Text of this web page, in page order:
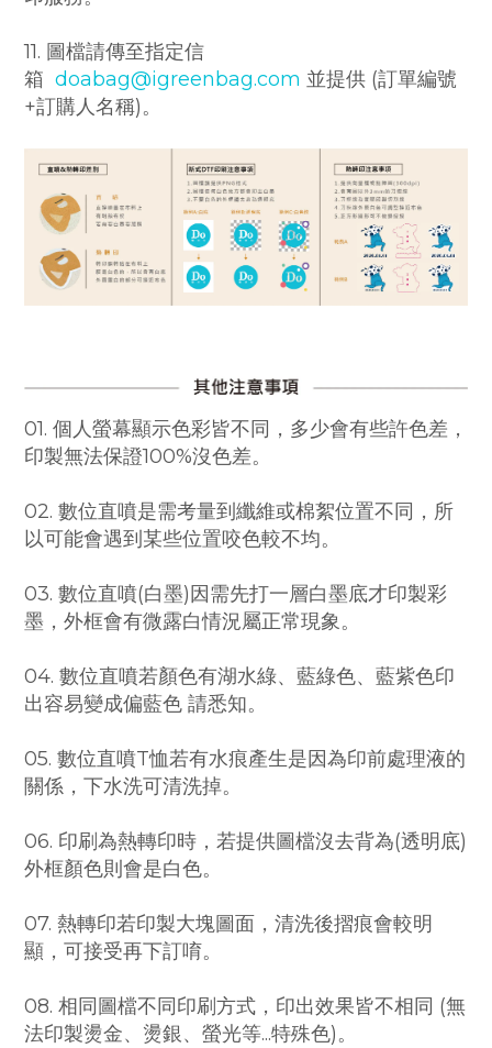
11. 圖檔請傳至指定信
箱 doabag@igreenbag.com 並提供 (訂單編號
+訂購人名稱)。
01. 個人螢幕顯示色彩皆不同，多少會有些許色差，
印製無法保證100%沒色差。
02. 數位直噴是需考量到纖維或棉絮位置不同，所
以可能會遇到某些位置咬色較不均。
03. 數位直噴(白墨)因需先打一層白墨底才印製彩
墨，外框會有微露白情況屬正常現象。
04. 數位直噴若顏色有湖水綠、藍綠色、藍紫色印
出容易變成偏藍色 請悉知。
05. 數位直噴T恤若有水痕產生是因為印前處理液的
關係，下水洗可清洗掉。
06. 印刷為熱轉印時，若提供圖檔沒去背為(透明底)
外框顏色則會是白色。
07. 熱轉印若印製大塊圖面，清洗後摺痕會較明
顯，可接受再下訂唷。
08. 相同圖檔不同印刷方式，印出效果皆不相同 (無
法印製燙金、燙銀、螢光等...特殊色)。